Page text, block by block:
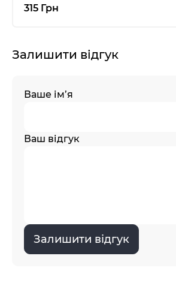
315 Грн
Залишити відгук
Ваше ім’я
Ваш відгук
Залишити відгук